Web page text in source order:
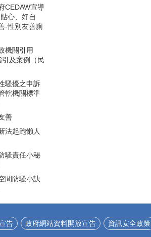
CEDAW宣導
心、好自
-性別友善廁
機關引用
引及案例（民
騷擾之申訴
轄機關標準
善
法起跑懶人
騷責任小秘
間防騷小訣
告 政府網站資料開放宣告 資訊安全政策